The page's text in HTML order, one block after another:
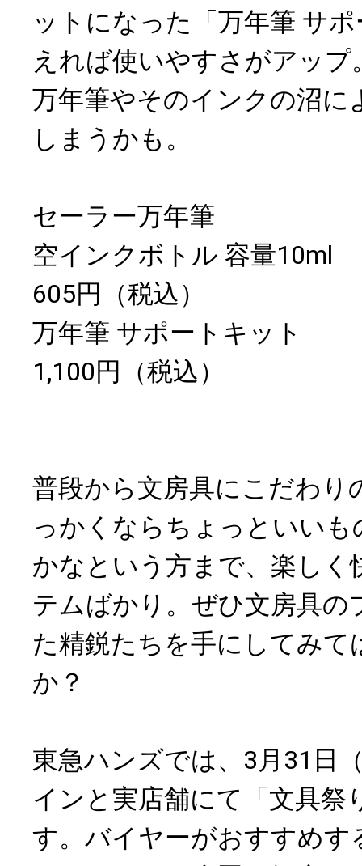
ットになった「万年筆 サ
えれば使いやすさがアッ
万年筆やそのインクの沼に
しまうかも。
セーラー万年筆
空インクボトル 容量10ml
605円（税込）
万年筆 サポートキット
1,100円（税込）
普段から文房具にこだわり
っかくならちょっといい
かなという方まで、楽しく
テムばかり。ぜひ文房具の
た精鋭たちを手にしてみ
か？
東急ハンズでは、3月31日
インと実店舗にて「文具祭
す。バイヤーがおすすめす